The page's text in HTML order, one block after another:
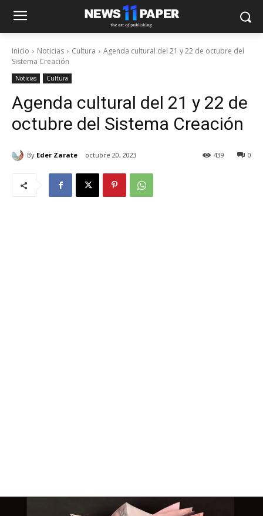
Inicio Noticias Cultura
Agenda cultural del 21 y 22 de octubre del
Sistema Creación
Noticias Cultura
Agenda cultural del 21 y 22 de
octubre del Sistema Creación
By Eder Zarate octubre 20, 2023 0
439